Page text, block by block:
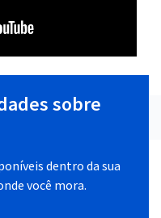
sobre
dentro da sua
você mora.